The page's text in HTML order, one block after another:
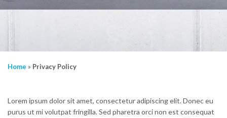
Home » Privacy Policy
Lorem ipsum dolor sit amet, consectetur adipiscing elit. Donec eu
purus ut mi volutpat fringilla. Sed pharetra orci non est consequat